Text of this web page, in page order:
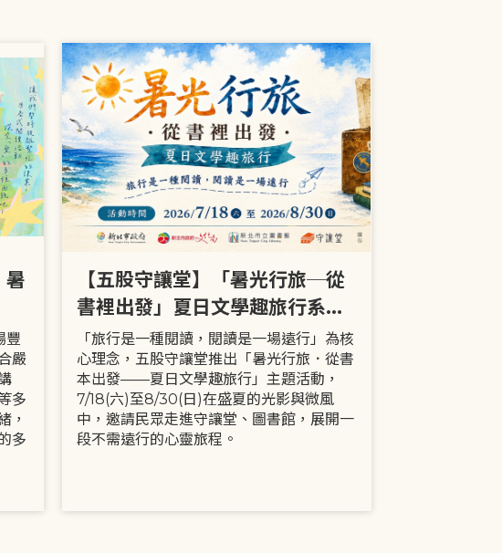
暑
豐
嚴
多
，
多
【五股守讓堂】「暑光行旅─從
書裡出發」夏日文學趣旅行系列
活動
「旅行是一種閱讀，閱讀是一場遠行」為核
心理念，五股守讓堂推出「暑光行旅．從書
本出發——夏日文學趣旅行」主題活動，
7/18(六)至8/30(日)在盛夏的光影與微風
中，邀請民眾走進守讓堂、圖書館，展開一
段不需遠行的心靈旅程。